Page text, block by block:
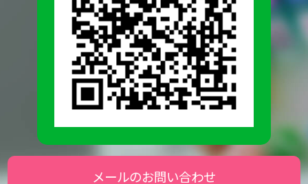
メールのお問い合わせ